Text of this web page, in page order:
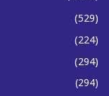
(529)
(224)
(294)
(294)